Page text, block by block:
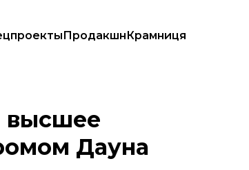
ПродакшнКрамниця
высшее
Дауна